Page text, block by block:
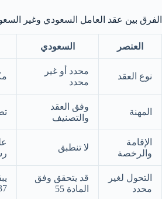
الفرق بين عقد العامل السعودي وغير
العنصر السعودي
نوع العقد
محدد أو غير
محدد
المهنة
وفق العقد
والتصنيف
الإقامة
والرخصة
لا تنطبق
التحول لغير
محدد
قد يتحقق وفق
المادة 55